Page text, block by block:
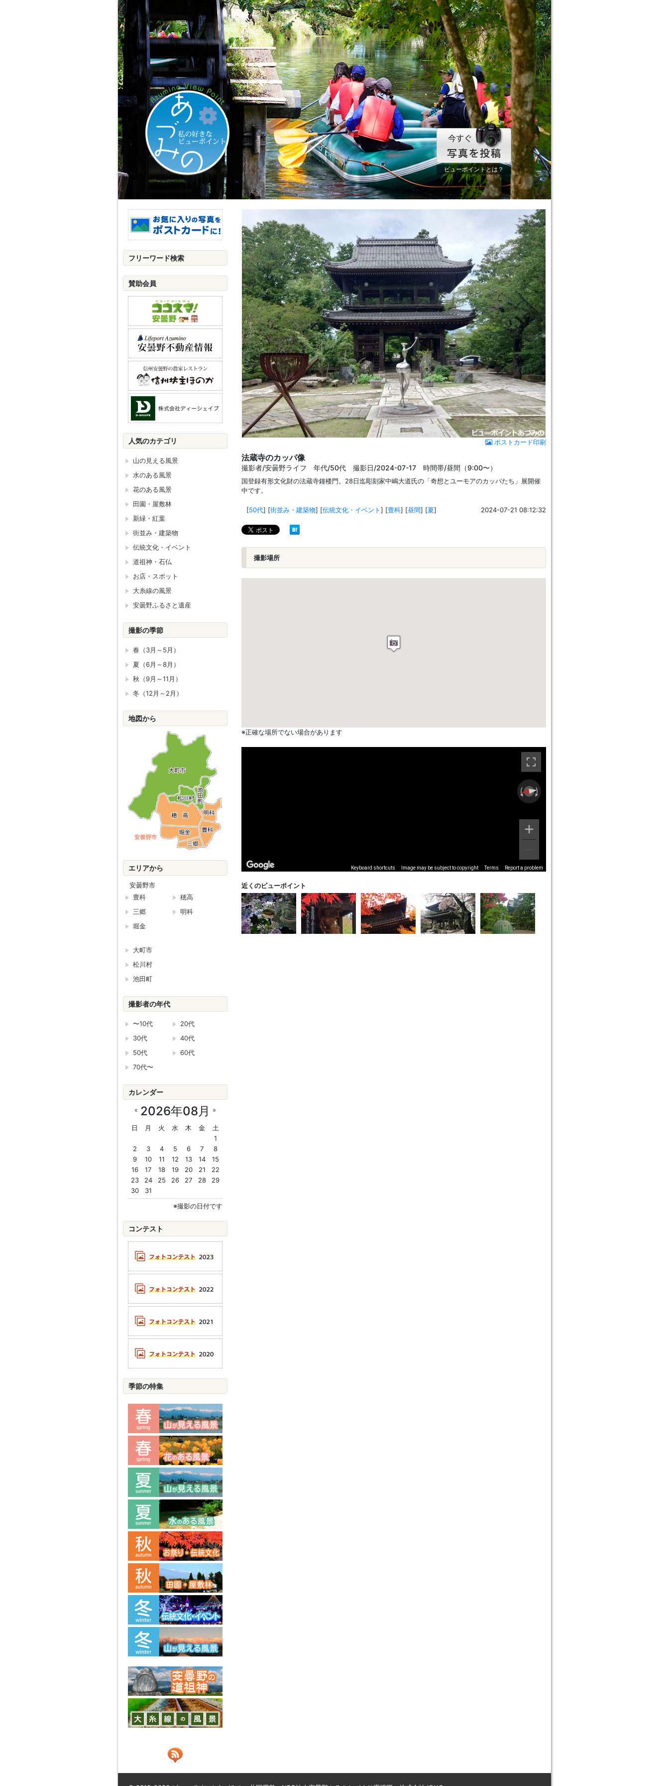
ビューポイントとは？
ポストカード印刷
法蔵寺のカッパ像
撮影者/安曇野ライフ 年代/50代 撮影日/2024-07-17 時間帯/昼間（9:00〜）
国登録有形文化財の法蔵寺鐘楼門。28日迄彫刻家中嶋大道氏の「奇想とユーモアのカッパたち」展開催
中です。
[50代] [街並み・建築物] [伝統文化・イベント] [豊科] [昼間] [夏] 2024-07-21 08:12:32
撮影場所
※正確な場所でない場合があります
Keyboard shortcuts Image may be subject to copyright Terms Report a problem
近くのビューポイント
フリーワード検索
賛助会員
人気のカテゴリ
山の見える風景
水のある風景
花のある風景
田園・屋敷林
新緑・紅葉
街並み・建築物
伝統文化・イベント
道祖神・石仏
お店・スポット
大糸線の風景
安曇野ふるさと遺産
撮影の季節
春（3月～5月）
夏（6月～8月）
秋（9月～11月）
冬（12月～2月）
地図から
エリアから
安曇野市
豊科
穂高
三郷
明科
堀金
大町市
松川村
池田町
撮影者の年代
〜10代
20代
30代
40代
50代
60代
70代〜
カレンダー
2026年08月
« »
日 月 火 水 木 金
土
1
2
3 4 5 6 7
8
9
10 11 12 13 14
15
16
17 18 19 20 21
22
23
24 25 26 27 28
29
30
31
※撮影の日付です
コンテスト
季節の特集